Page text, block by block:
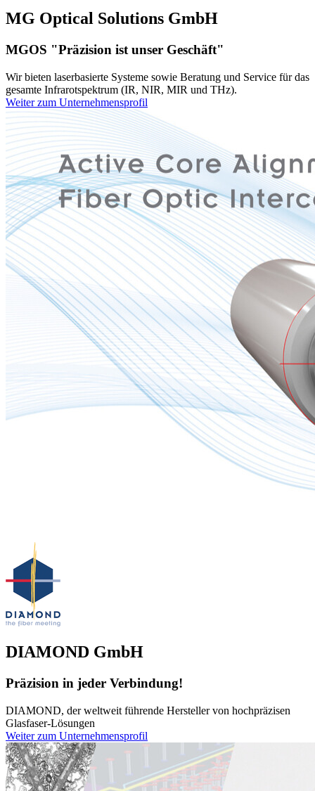
MG Optical Solutions GmbH
MGOS "Präzision ist unser Geschäft"
Wir bieten laserbasierte Systeme sowie Beratung und Service für das
gesamte Infrarotspektrum (IR, NIR, MIR und THz).
Weiter zum Unternehmensprofil
DIAMOND GmbH
Präzision in jeder Verbindung!
DIAMOND, der weltweit führende Hersteller von hochpräzisen
Glasfaser-Lösungen
Weiter zum Unternehmensprofil